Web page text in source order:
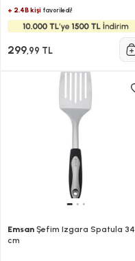
+ 2.4B kişi favoriledi!
299,99 TL
Emsan Şefim Izgara Spatula 34
cm